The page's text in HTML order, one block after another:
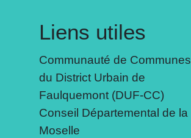
Liens utiles
Communauté de Communes
du District Urbain de
Faulquemont (DUF-CC)
Conseil Départemental de la
Moselle